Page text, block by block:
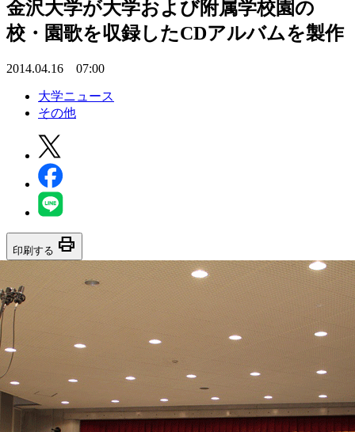
金沢大学が大学および附属学校園の
校・園歌を収録したCDアルバムを製作
2014.04.16 07:00
大学ニュース
その他
印刷する print